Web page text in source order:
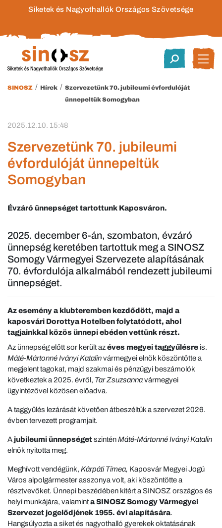
Siketek és Nagyothallók Országos Szövetsége
SINOSZ / Hírek / Szervezetünk 70. jubileumi évfordulóját
ünnepeltük Somogyban
2025.12.10. 15:48
Szervezetünk 70. jubileumi
évfordulóját ünnepeltük
Somogyban
Évzáró ünnepséget tartottunk Kaposváron.
2025. december 6-án, szombaton, évzáró
ünnepség keretében tartottuk meg a SINOSZ
Somogy Vármegyei Szervezete alapításának
70. évfordulója alkalmából rendezett jubileumi
ünnepséget.
Az esemény a klubteremben kezdődött, majd a
kaposvári Dorottya Hotelben folytatódott, ahol
tagjainkkal közös ünnepi ebéden vettünk részt.
Az ünnepség előtt sor került azéves megyei taggyűlésre is.
Máté-Mártonné Iványi Katalinvármegyei elnök köszöntötte a
megjelent tagokat, majd szakmai és pénzügyi beszámolók
következtek a 2025. évről, Tar Zsuzsannavármegyei
ügyintézővel közösen előadva.
A taggyűlés lezárását követően átbeszéltük a szervezet 2026.
évben tervezett programjait.
A jubileumi ünnepségetszinténMáté-Mártonné Iványi Katalin
elnök nyitotta meg.
Meghívott vendégünk, Kárpáti Tímea, Kaposvár Megyei Jogú
Város alpolgármester asszonya volt, aki köszöntötte a
résztvevőket. Ünnepi beszédében kitért a SINOSZ országos és
helyi munkájára, valaminta SINOSZ Somogy Vármegyei
Szervezet jogelődjének 1955. évi alapítására.
Hangsúlyozta a siket és nagyothalló gyerekek oktatásának